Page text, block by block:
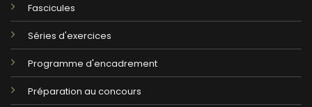
Fascicules
Séries d'exercices
Programme d'encadrement
Préparation au concours